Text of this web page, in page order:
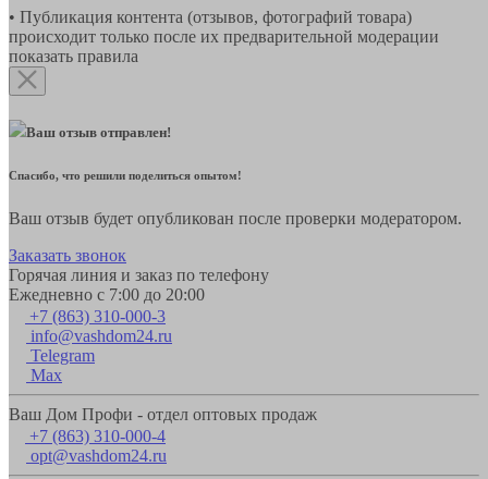
• Публикация контента (отзывов, фотографий товара)
происходит только после их предварительной модерации
показать правила
Ваш отзыв отправлен!
Спасибо, что решили поделиться опытом!
Ваш отзыв будет опубликован после проверки модератором.
Заказать звонок
Горячая линия и заказ по телефону
Ежедневно с 7:00 до 20:00
+7 (863) 310-000-3
info@vashdom24.ru
Telegram
Max
Ваш Дом Профи - отдел оптовых продаж
+7 (863) 310-000-4
opt@vashdom24.ru